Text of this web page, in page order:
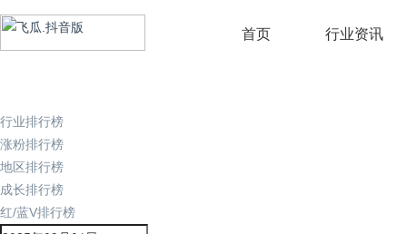
首页 行业资讯
行业排行榜
涨粉排行榜
地区排行榜
成长排行榜
红/蓝V排行榜